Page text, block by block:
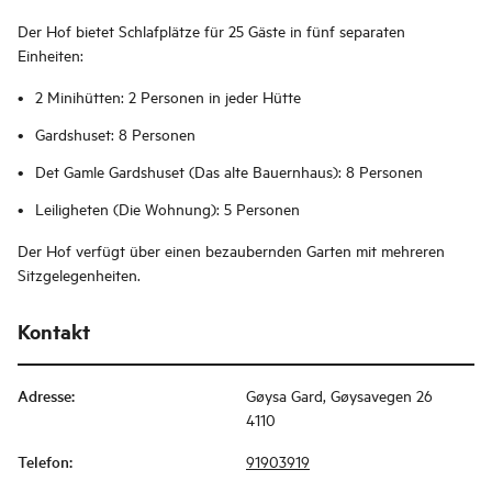
Der Hof bietet Schlafplätze für 25 Gäste in fünf separaten
Einheiten:
2 Minihütten: 2 Personen in jeder Hütte
Gardshuset: 8 Personen
Det Gamle Gardshuset (Das alte Bauernhaus): 8 Personen
Leiligheten (Die Wohnung): 5 Personen
Der Hof verfügt über einen bezaubernden Garten mit mehreren
Sitzgelegenheiten.
Kontakt
Adresse:
Gøysa Gard, Gøysavegen 26
4110
Telefon: 91903919